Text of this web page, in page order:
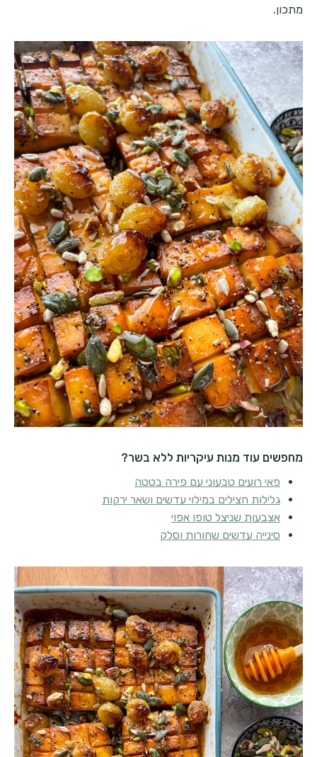
מתכון.
מחפשים עוד מנות עיקריות ללא בשר?
פאי רועים טבעוני עם פירה בטטה
גלילות חצילים במילוי עדשים ושאר ירקות
אצבעות שניצל טופו אפוי
סינייה עדשים שחורות וסלק